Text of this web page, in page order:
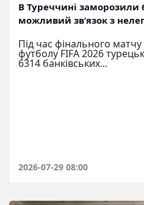
В Туреччині заморозили
можливий зв’язок з
Під час фінального матчу
футболу FIFA 2026
6314 банківських...
2026-07-29 08:00